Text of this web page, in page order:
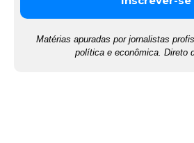
Matérias apuradas por jornalistas
política e econômica. Direto